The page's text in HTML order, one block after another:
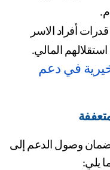
تتناسب مع قدرات أفراد الاسر
المالي.
دور المؤسسات الخيرية في دعم
تتبع الجمعيات الخيرية آليات دقيقة لضمان وصول الدعم إلى